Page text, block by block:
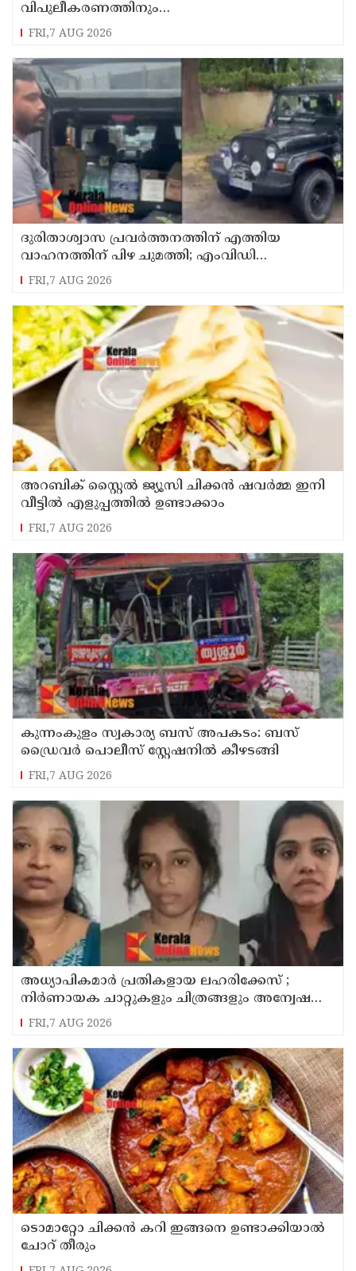
വിപുലീകരണത്തിനും
ആധുനികവത്കരണത്തിനുമായി 64.21 കോടി
FRI,7 AUG 2026
ദുരിതാശ്വാസ പ്രവർത്തനത്തിന് എത്തിയ
വാഹനത്തിന് പിഴ ചുമത്തി; എംവിഡി
ഉദ്യോഗസ്ഥന് സസ്പെൻഷൻ
FRI,7 AUG 2026
അറബിക് സ്റ്റൈൽ ജ്യൂസി ചിക്കൻ ഷവർമ്മ ഇനി
വീട്ടിൽ എളുപ്പത്തിൽ ഉണ്ടാക്കാം
FRI,7 AUG 2026
കുന്നംകുളം സ്വകാര്യ ബസ് അപകടം: ബസ്
ഡ്രൈവർ പൊലീസ് സ്റ്റേഷനിൽ കീഴടങ്ങി
FRI,7 AUG 2026
അധ്യാപികമാര്‍ പ്രതികളായ ലഹരിക്കേസ് ;
നിർണായക ചാറ്റുകളും ചിത്രങ്ങളും അന്വേഷണ
സംഘത്തിന്
FRI,7 AUG 2026
ടൊമാറ്റോ ചിക്കൻ കറി ഇങ്ങനെ ഉണ്ടാക്കിയാൽ
ചോറ് തീരും